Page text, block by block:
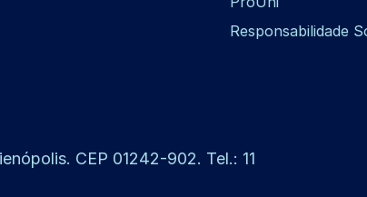
Responsabilidade
CEP 01242-902. Tel.: 11